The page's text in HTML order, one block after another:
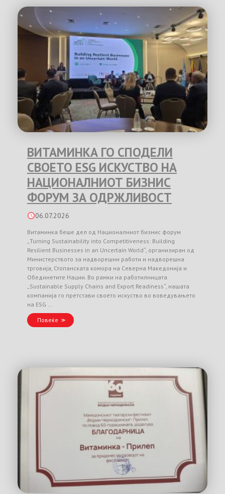
ВИТАМИНКА ГО СПОДЕЛИ
СВОЕТО ESG ИСКУСТВО НА
НАЦИОНАЛНИОТ БИЗНИС
ФОРУМ ЗА ОДРЖЛИВОСТ
06.07.2026
Витаминка беше дел од Националниот бизнис форум
„Turning Sustainability into Competitiveness: Building
Resilient Businesses in an Uncertain World“, организиран од
Министерството за надворешни работи и надворешна
трговија, Стопанската комора на Северна Македонија и
Обединетите Нации. Во рамки на работилницата
„Sustainable Supply Chains and Export Readiness“, нашата
компанија го претстави своето искуство во воведувањето
на ESG …
Повеќе